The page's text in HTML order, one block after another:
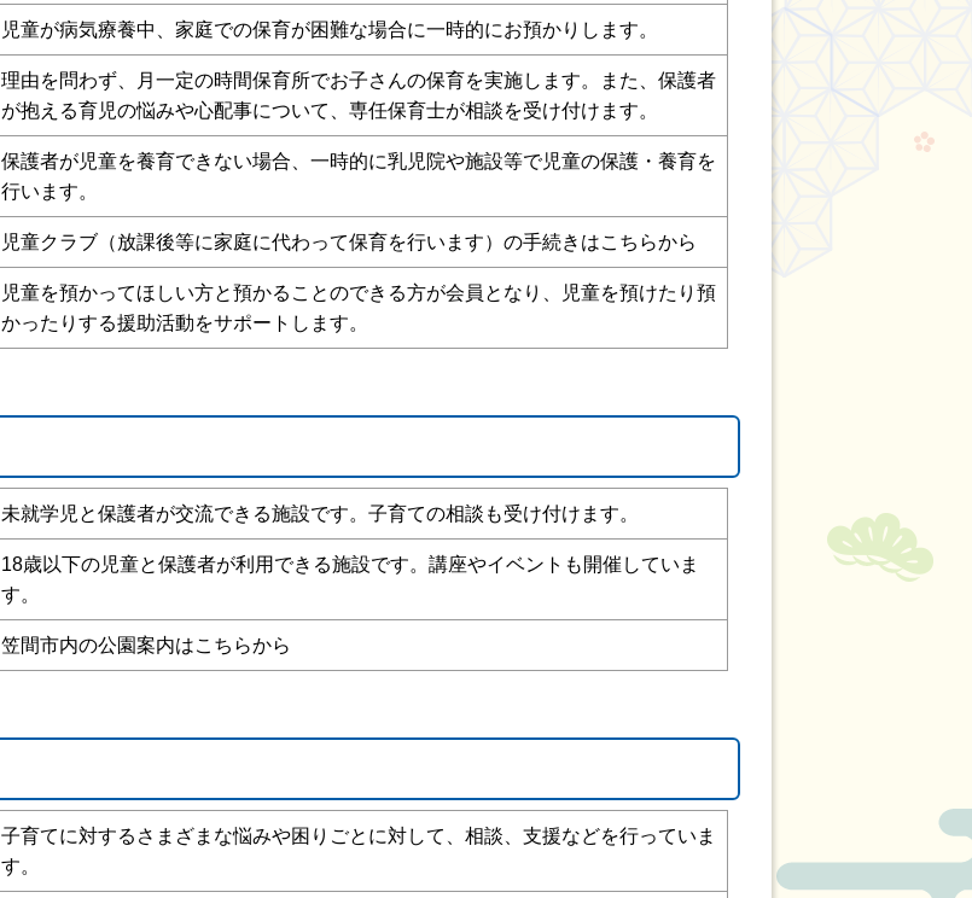
児童が病気療養中、家庭での保育が困難な場合に一時的にお預かりします。
理由を問わず、月一定の時間保育所でお子さんの保育を実施します。また、保護者
が抱える育児の悩みや心配事について、専任保育士が相談を受け付けます。
保護者が児童を養育できない場合、一時的に乳児院や施設等で児童の保護・養育を
行います。
児童クラブ（放課後等に家庭に代わって保育を行います）の手続きはこちらから
児童を預かってほしい方と預かることのできる方が会員となり、児童を預けたり預
かったりする援助活動をサポートします。
未就学児と保護者が交流できる施設です。子育ての相談も受け付けます。
18歳以下の児童と保護者が利用できる施設です。講座やイベントも開催していま
す。
笠間市内の公園案内はこちらから
子育てに対するさまざまな悩みや困りごとに対して、相談、支援などを行っていま
す。